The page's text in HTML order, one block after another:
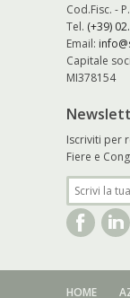
Cod.Fisc. -
Tel. (+39)
Email:
Capitale
MI378154
Iscriviti per
Fiere e
HOME